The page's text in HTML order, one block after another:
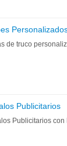
de truco
Publicitarios
Publicitarios